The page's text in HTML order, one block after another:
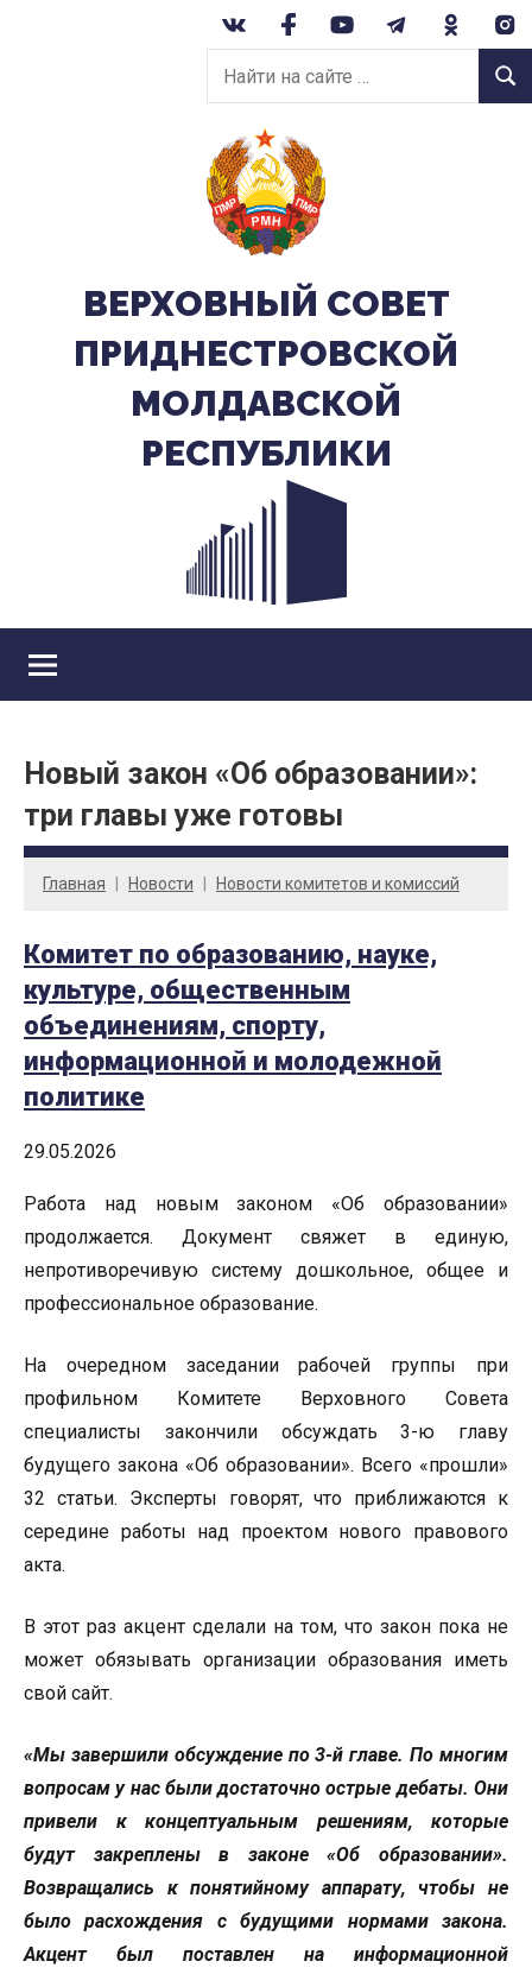
Найти
на
сайте:
ВЕРХОВНЫЙ CОВЕТ
ПРИДНЕСТРОВСКОЙ
МОЛДАВСКОЙ
РЕСПУБЛИКИ
Новый закон «Об образовании»:
три главы уже готовы
Главная Новости Новости комитетов и комиссий
Комитет по образованию, науке,
культуре, общественным
объединениям, спорту,
информационной и молодежной
политике
29.05.2026
Работа над новым законом «Об образовании»
продолжается. Документ свяжет в единую,
непротиворечивую систему дошкольное, общее и
профессиональное образование.
На очередном заседании рабочей группы при
профильном Комитете Верховного Совета
специалисты закончили обсуждать 3-ю главу
будущего закона «Об образовании». Всего «прошли»
32 статьи. Эксперты говорят, что приближаются к
середине работы над проектом нового правового
акта.
В этот раз акцент сделали на том, что закон пока не
может обязывать организации образования иметь
свой сайт.
«Мы завершили обсуждение по 3-й главе. По многим
вопросам у нас были достаточно острые дебаты. Они
привели к концептуальным решениям, которые
будут закреплены в законе «Об образовании».
Возвращались к понятийному аппарату, чтобы не
было расхождения с будущими нормами закона.
Акцент был поставлен на информационной